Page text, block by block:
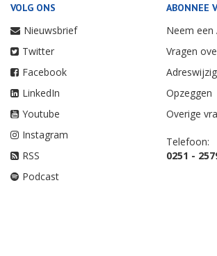
VOLG ONS
Nieuwsbrief
Twitter
Facebook
LinkedIn
Youtube
Instagram
RSS
Podcast
ABONNEE
Neem
Vragen
Opzeggen
Overige
Telefoon:
0251 -